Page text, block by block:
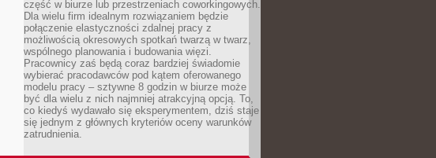
część w biurze lub przestrzeniach coworkingowych.
Dla wielu firm idealnym rozwiązaniem będzie
połączenie elastyczności zdalnej pracy z
możliwością okresowych spotkań twarzą w twarz,
wspólnego planowania i budowania więzi.
Pracownicy zaś będą coraz bardziej świadomie
wybierać pracodawców pod kątem oferowanego
modelu pracy – sztywne 8 godzin w biurze może
być dla wielu z nich najmniej atrakcyjną opcją. To,
co kiedyś wydawało się eksperymentem, dziś staje
się jednym z głównych kryteriów oceny warunków
zatrudnienia.